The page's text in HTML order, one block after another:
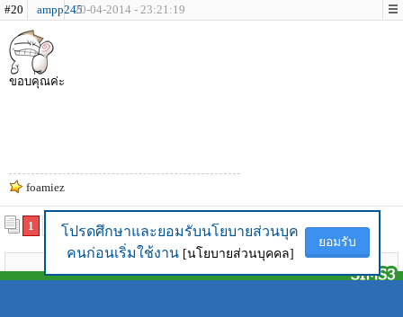
โปรดศึกษาและยอมรับนโยบายส่วนบุค
คนก่อนเริ่มใช้งาน [นโยบายส่วนบุคคล]
ยอมรับ
#20 ampp24520-04-2014 - 23:21:19
ขอบคุณค่ะ
foamiez
1 3 4 5 6 7 8 ... 13
โปรดศึกษาและยอมรับนโยบายส่วนบุค
คนก่อนเริ่มใช้งาน [นโยบายส่วนบุคคล]
ยอมรับ